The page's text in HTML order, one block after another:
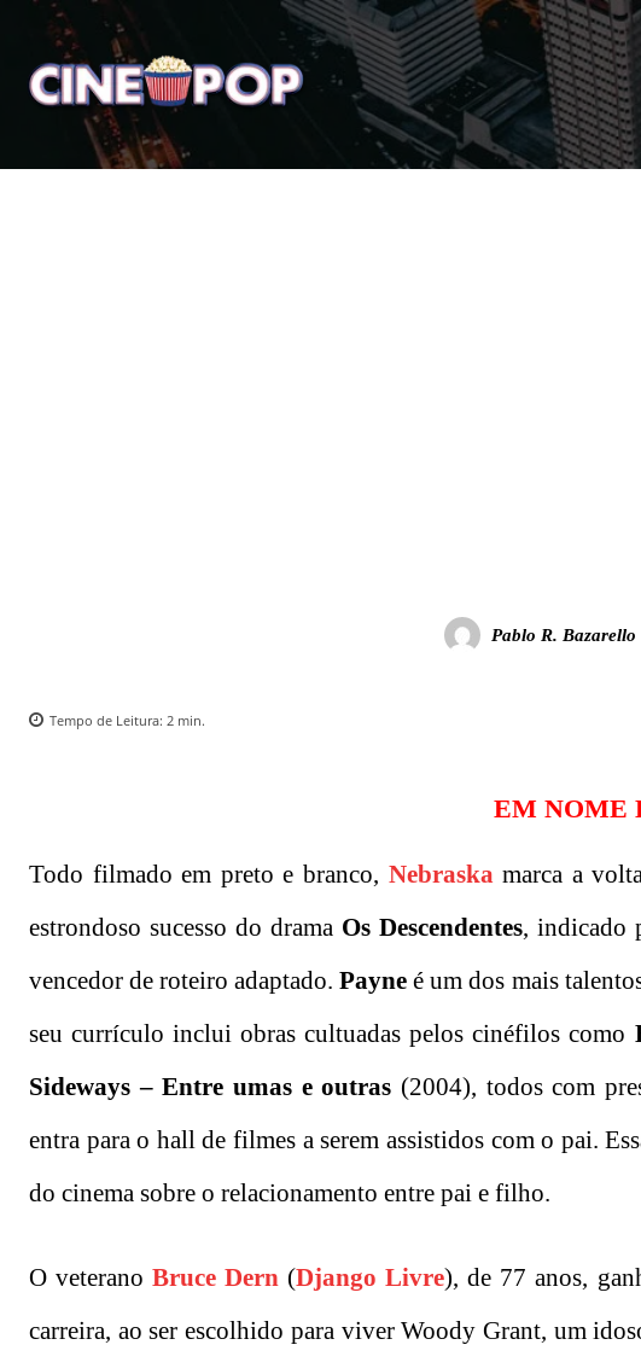
Home Notícias Críticas
Pablo R. Bazarello
Tempo de Leitura: 2 min.
EM NOME
Todo filmado em preto e branco, Nebraskamarca a
estrondoso sucesso do drama Os Descendentes, indicado
vencedor de roteiro adaptado.Payne é um dos mais
seu currículo inclui obras cultuadas pelos cinéfilos como
Sideways – Entre umas e outras (2004), todos com
entra para o hall de filmes a serem assistidos com o pai.
do cinema sobre o relacionamento entre pai e filho.
O veteranoBruce Dern (Django Livre), de 77 anos,
carreira, ao ser escolhido para viver Woody Grant, um